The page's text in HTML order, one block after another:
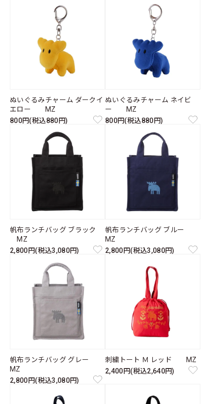
ぬいぐるみチャーム ダークイ
エロー MZ
800円(税込880円)
ぬいぐるみチャーム ネイビ
ー MZ
800円(税込880円)
帆布ランチバッグ ブラック
MZ
2,800円(税込3,080円)
帆布ランチバッグ ブルー
MZ
2,800円(税込3,080円)
帆布ランチバッグ グレー
MZ
2,800円(税込3,080円)
刺繍トート Ｍ レッド MZ
2,400円(税込2,640円)